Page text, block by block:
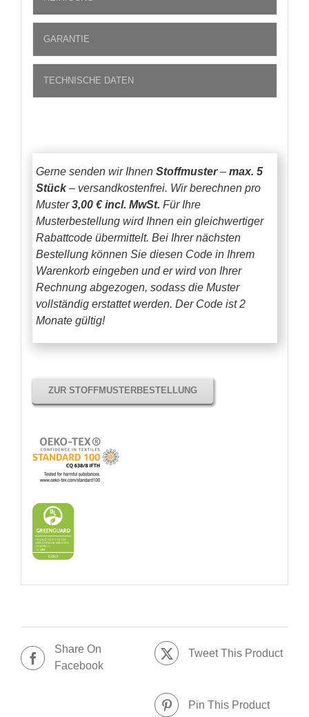
GARANTIE
TECHNISCHE DATEN
Gerne senden wir Ihnen Stoffmuster– max. 5
Stück– versandkostenfrei. Wir berechnen pro
Muster3,00 € incl. MwSt. Für Ihre
Musterbestellung wird Ihnen ein gleichwertiger
Rabattcode übermittelt. Bei Ihrer nächsten
Bestellung können Sie diesen Code in Ihrem
Warenkorb eingeben und er wird von Ihrer
Rechnung abgezogen, sodass die Muster
vollständig erstattet werden. Der Code ist 2
Monate gültig!
ZUR STOFFMUSTERBESTELLUNG
Share On
Facebook
Tweet This Product
Pin This Product